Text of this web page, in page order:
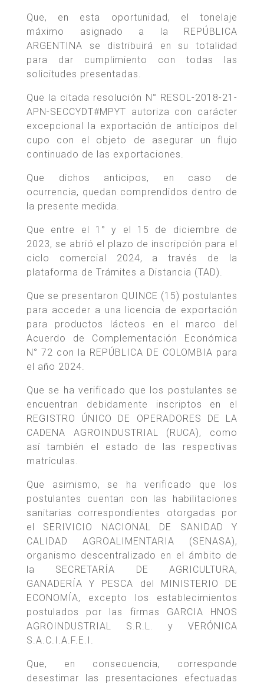
Que, en esta oportunidad, el tonelaje
máximo asignado a la REPÚBLICA
ARGENTINA se distribuirá en su totalidad
para dar cumplimiento con todas las
solicitudes presentadas.
Que la citada resolución N° RESOL-2018-21-
APN-SECCYDT#MPYT autoriza con carácter
excepcional la exportación de anticipos del
cupo con el objeto de asegurar un flujo
continuado de las exportaciones.
Que dichos anticipos, en caso de
ocurrencia, quedan comprendidos dentro de
la presente medida.
Que entre el 1° y el 15 de diciembre de
2023, se abrió el plazo de inscripción para el
ciclo comercial 2024, a través de la
plataforma de Trámites a Distancia (TAD).
Que se presentaron QUINCE (15) postulantes
para acceder a una licencia de exportación
para productos lácteos en el marco del
Acuerdo de Complementación Económica
N° 72 con la REPÚBLICA DE COLOMBIA para
el año 2024.
Que se ha verificado que los postulantes se
encuentran debidamente inscriptos en el
REGISTRO ÚNICO DE OPERADORES DE LA
CADENA AGROINDUSTRIAL (RUCA), como
así también el estado de las respectivas
matrículas.
Que asimismo, se ha verificado que los
postulantes cuentan con las habilitaciones
sanitarias correspondientes otorgadas por
el SERIVICIO NACIONAL DE SANIDAD Y
CALIDAD AGROALIMENTARIA (SENASA),
organismo descentralizado en el ámbito de
la SECRETARÍA DE AGRICULTURA,
GANADERÍA Y PESCA del MINISTERIO DE
ECONOMÍA, excepto los establecimientos
postulados por las firmas GARCIA HNOS
AGROINDUSTRIAL S.R.L. y VERÓNICA
S.A.C.I.A.F.E.I.
Que, en consecuencia, corresponde
desestimar las presentaciones efectuadas